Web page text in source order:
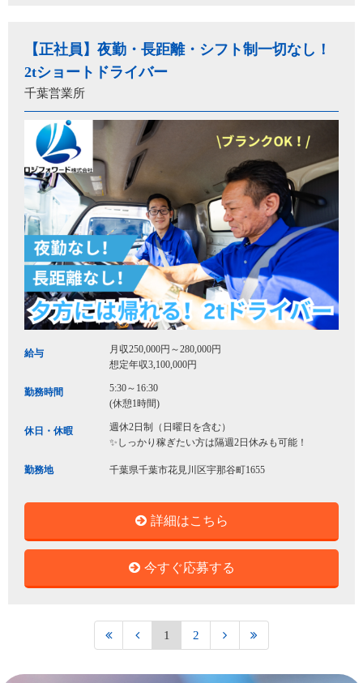
【正社員】夜勤・長距離・シフト制一切なし！
2tショートドライバー
千葉営業所
給与
月収250,000円～280,000円
想定年収3,100,000円
勤務時間
5:30～16:30
(休憩1時間)
休日・休暇
週休2日制（日曜日を含む）
✨しっかり稼ぎたい方は隔週2日休みも可能！
勤務地 千葉県千葉市花見川区宇那谷町1655
詳細はこちら
今すぐ応募する
1 2